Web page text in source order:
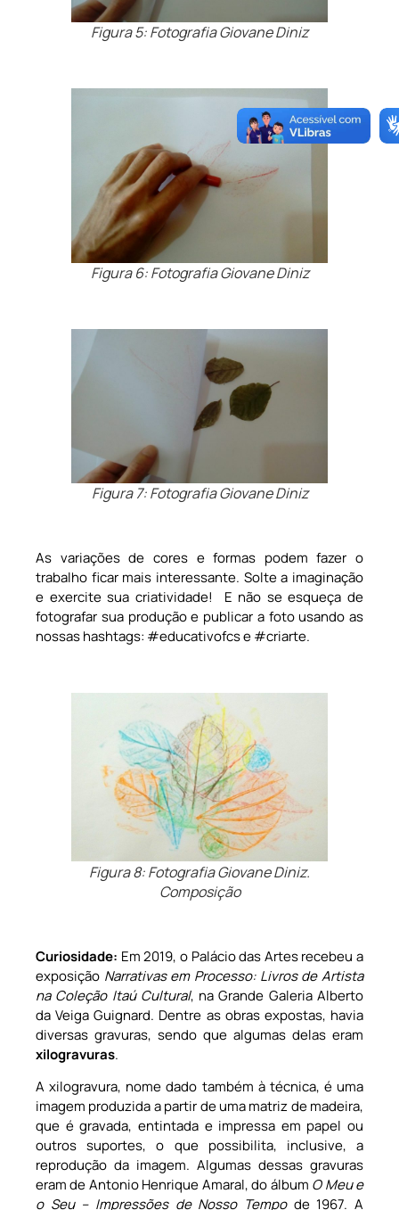
Figura 5: Fotografia Giovane Diniz
Figura 6: Fotografia Giovane Diniz
Figura 7: Fotografia Giovane Diniz
As variações de cores e formas podem fazer o
trabalho ficar mais interessante. Solte a imaginação
e exercite sua criatividade! E não se esqueça de
fotografar sua produção e publicar a foto usando as
nossas hashtags: #educativofcs e #criarte.
Figura 8: Fotografia Giovane Diniz.
Composição
Curiosidade: Em 2019, o Palácio das Artes recebeu a
exposição Narrativas em Processo: Livros de Artista
na Coleção Itaú Cultural, na Grande Galeria Alberto
da Veiga Guignard. Dentre as obras expostas, havia
diversas gravuras, sendo que algumas delas eram
xilogravuras.
A xilogravura, nome dado também à técnica, é uma
imagem produzida a partir de uma matriz de madeira,
que é gravada, entintada e impressa em papel ou
outros suportes, o que possibilita, inclusive, a
reprodução da imagem. Algumas dessas gravuras
eram de Antonio Henrique Amaral, do álbum O Meu e
o Seu – Impressões de Nosso Tempode 1967. A